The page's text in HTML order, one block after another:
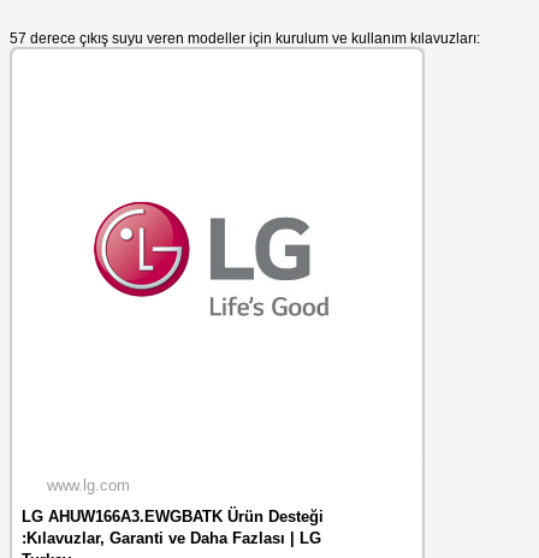
57 derece çıkış suyu veren modeller için kurulum ve kullanım kılavuzları:
www.lg.com
LG AHUW166A3.EWGBATK Ürün Desteği
:Kılavuzlar, Garanti ve Daha Fazlası | LG